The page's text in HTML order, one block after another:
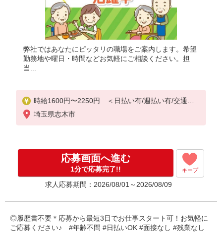
弊社ではあなたにピッタリの職場をご案内します。希望
勤務地や曜日・時間などお気軽にご相談ください。担
当...
時給1600円〜2250円 ＜日払い有/週払い有/交通費
全支給(ガソリン代含む)＞
埼玉県志木市
応募画面へ進む
1分で応募完了!! キープ
求人応募期間：2026/08/01～2026/08/09
◎履歴書不要＊応募から最短3日でお仕事スタート可！お気軽に
ご応募ください♪ #年齢不問 #日払いOK #面接なし #残業なし